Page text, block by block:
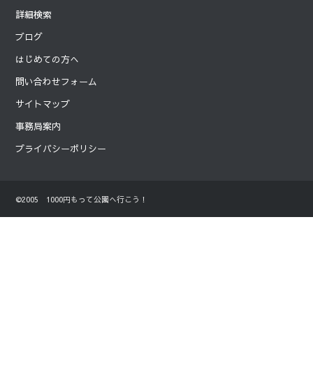
詳細検索
ブログ
はじめての方へ
問い合わせフォーム
サイトマップ
事務局案内
プライバシーポリシー
©2005 1000円もって公園へ行こう！